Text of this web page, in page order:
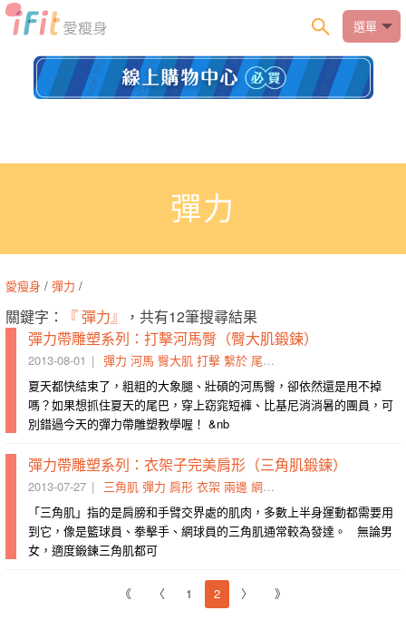
選單
彈力
愛瘦身 / 彈力 /
關鍵字： 『 彈力』
，共有12筆搜尋結果
彈力帶雕塑系列：打擊河馬臀（臀大肌鍛鍊）
2013-08-01 彈力 河馬 臀大肌 打擊 繫於 尾巴
夏天都快結束了，粗粗的大象腿、壯碩的河馬臀，卻依然還是甩不掉
嗎？如果想抓住夏天的尾巴，穿上窈窕短褲、比基尼消消暑的團員，可
別錯過今天的彈力帶雕塑教學喔！ &nb
彈力帶雕塑系列：衣架子完美肩形（三角肌鍛鍊）
2013-07-27 三角肌 彈力 肩形 衣架 兩邊 網球員
「三角肌」指的是肩膀和手臂交界處的肌肉，多數上半身運動都需要用
到它，像是籃球員、拳擊手、網球員的三角肌通常較為發達。 無論男
女，適度鍛鍊三角肌都可
《 〈 1 2 〉 》